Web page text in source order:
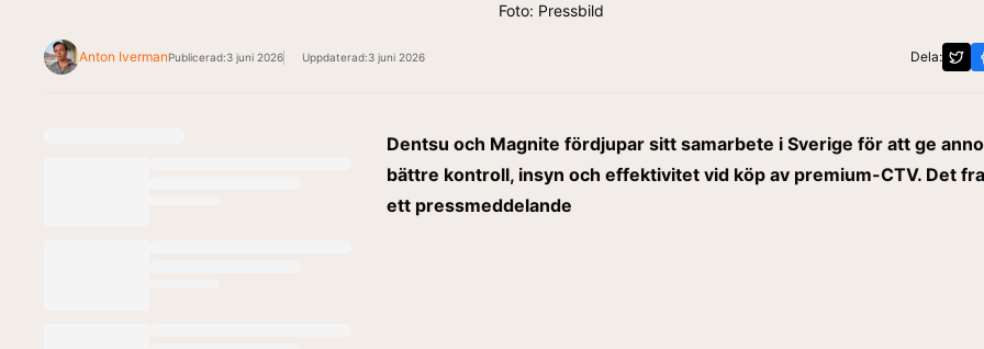
Foto: Pressbild
Anton IvermanPublicerad:3 juni 2026 Uppdaterad:3 juni 2026 Dela:
Dentsu och Magnite fördjupar sitt samarbete i Sverige för att ge
bättre kontroll, insyn och effektivitet vid köp av premium-CTV. Det
ett pressmeddelande